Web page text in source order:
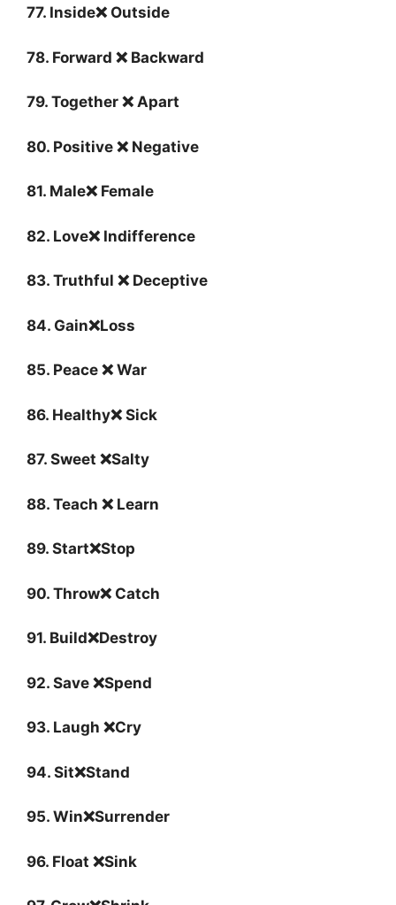
77. Inside❌ Outside
78. Forward ❌ Backward
79. Together ❌ Apart
80. Positive ❌ Negative
81. Male❌ Female
82. Love❌ Indifference
83. Truthful ❌ Deceptive
84. Gain❌Loss
85. Peace ❌ War
86. Healthy❌ Sick
87. Sweet ❌Salty
88. Teach ❌ Learn
89. Start❌Stop
90. Throw❌ Catch
91. Build❌Destroy
92. Save ❌Spend
93. Laugh ❌Cry
94. Sit❌Stand
95. Win❌Surrender
96. Float ❌Sink